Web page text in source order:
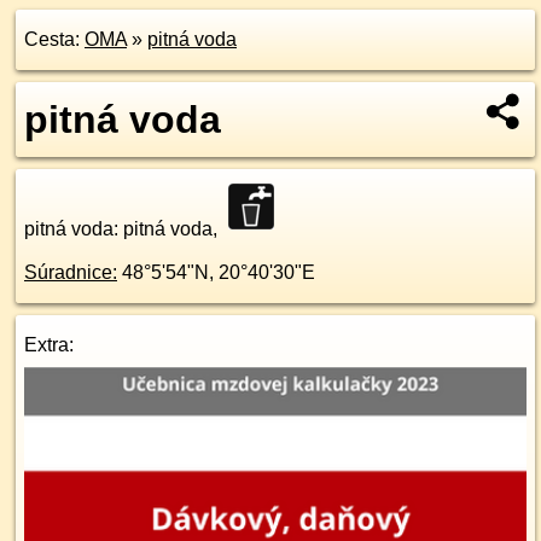
Cesta: OMA» pitná voda
pitná voda
pitná voda: pitná voda,
Súradnice: 48°5'54"N , 20°40'30"E
Extra: